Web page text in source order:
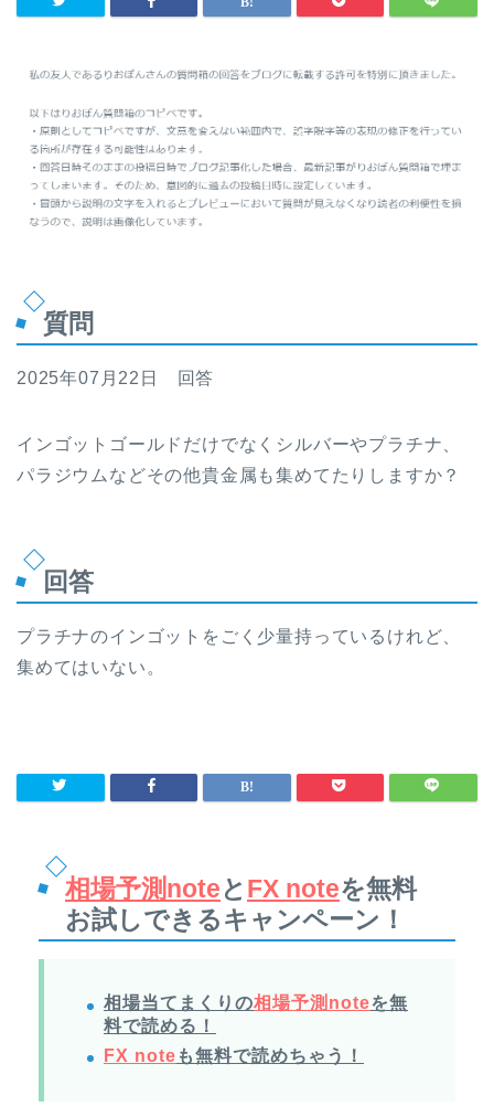
質問
2025年07月22日 回答
インゴットゴールドだけでなくシルバーやプラチナ、
パラジウムなどその他貴金属も集めてたりしますか？
回答
プラチナのインゴットをごく少量持っているけれど、
集めてはいない。
相場予測noteとFX noteを無料
お試しできるキャンペーン！
相場当てまくりの相場予測noteを無
料で読める！
FX note も無料で読めちゃう！